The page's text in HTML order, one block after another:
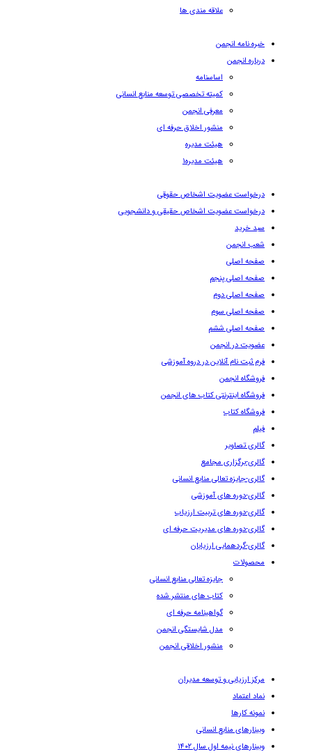
علاقه مندی ها
خبره نامه انجمن
درباره انجمن
اساسنامه
کمیته تخصصی توسعه منابع انسانی
معرفی انجمن
منشور اخلاق حرفه ای
هیئت مدیره
هیئت مدیره۱
درخواست عضویت اشخاص حقوقی
درخواست عضویت اشخاص حقیقی و دانشجویی
سبد خرید
شعب انجمن
صفحه اصلی
صفحه اصلی پنجم
صفحه اصلی دوم
صفحه اصلی سوم
صفحه اصلی ششم
عضویت در انجمن
فرم ثبت نام آنلاین در دروه آموزشی
فروشگاه انجمن
فروشگاه اینترنتی کتاب های انجمن
فروشگاه کتاب
فیلم
گالری تصاویر
گالری-برگزاری مجامع
گالری-جایزه تعالی منابع انسانی
گالری-دوره های آموزشی
گالری-دوره های تربیت ارزیاب
گالری-دوره های مدیریت حرفه ای
گالری-گردهمایی ارزیابان
محصولات
جایزه تعالی منابع انسانی
کتاب های منتشر شده
گواهینامه حرفه ای
مدل شایستگی انجمن
منشور اخلاقی انجمن
مرکز ارزیابی و توسعه مدیران
نماد اعتماد
نمونه کارها
وبینارهای منابع انسانی
وبینارهای نیمه اول سال ۱۴۰۲